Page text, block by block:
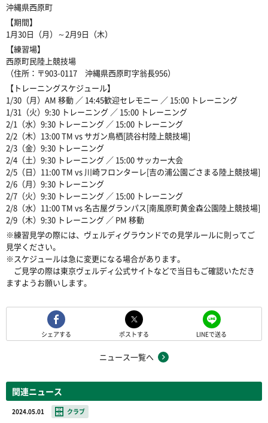
沖縄県西原町
【期間】
1月30日（月）～2月9日（木）
【練習場】
西原町民陸上競技場
（住所：〒903-0117 沖縄県西原町字翁長956）
【トレーニングスケジュール】
1/30（月）AM 移動 ／ 14:45歓迎セレモニー ／ 15:00 トレーニング
1/31（火）9:30 トレーニング ／ 15:00 トレーニング
2/1（水）9:30 トレーニング ／ 15:00 トレーニング
2/2（木）13:00 TM vs サガン鳥栖[読谷村陸上競技場]
2/3（金）9:30 トレーニング
2/4（土）9:30 トレーニング ／ 15:00 サッカー大会
2/5（日）11:00 TM vs 川崎フロンターレ[吉の浦公園ごさまる陸上競技場]
2/6（月）9:30 トレーニング
2/7（火）9:30 トレーニング ／ 15:00 トレーニング
2/8（水）11:00 TM vs 名古屋グランパス[南風原町黄金森公園陸上競技場]
2/9（木）9:30 トレーニング ／ PM 移動
※練習見学の際には、ヴェルディグラウンドでの見学ルールに則ってご
見学ください。
※スケジュールは急に変更になる場合があります。
ご見学の際は東京ヴェルディ公式サイトなどで当日もご確認いただき
ますようお願いします。
シェアする ポストする LINEで送る
ニュース一覧へ
関連ニュース
2024.05.01 クラブ